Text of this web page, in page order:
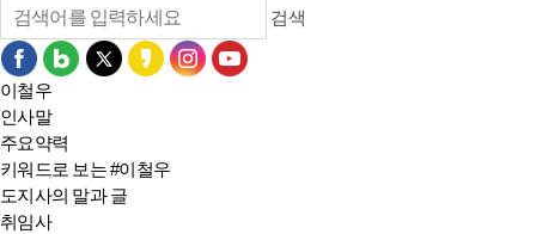
검색
이철우
인사말
주요약력
키워드로 보는 #이철우
도지사의 말과 글
취임사